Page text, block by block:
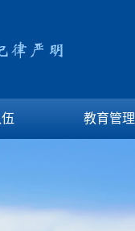
教育管理